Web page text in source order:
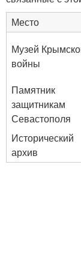
Место
Музей
войны
Памятник
защитникам
Севастополя
Исторический
архив